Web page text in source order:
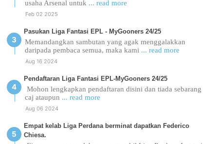
usaha Arsenal untuk ... read more
Feb 02 2025
Pasukan Liga Fantasi EPL - MyGooners 24/25
Memandangkan sambutan yang agak menggalakkan
daripada pembaca semua, maka kami ... read more
Aug 16 2024
Pendaftaran Liga Fantasi EPL-MyGooners 24/25
Mohon lengkapkan pendaftaran disini dan tiada sebarang
caj ataupun ... read more
Aug 06 2024
Empat kelab Liga Perdana berminat dapatkan Federico
Chiesa.